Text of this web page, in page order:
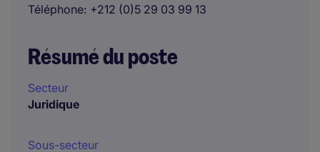
Téléphone +212 (0)5 29 03 99 13
Résumé du poste
Secteur
Juridique
Sous-secteur